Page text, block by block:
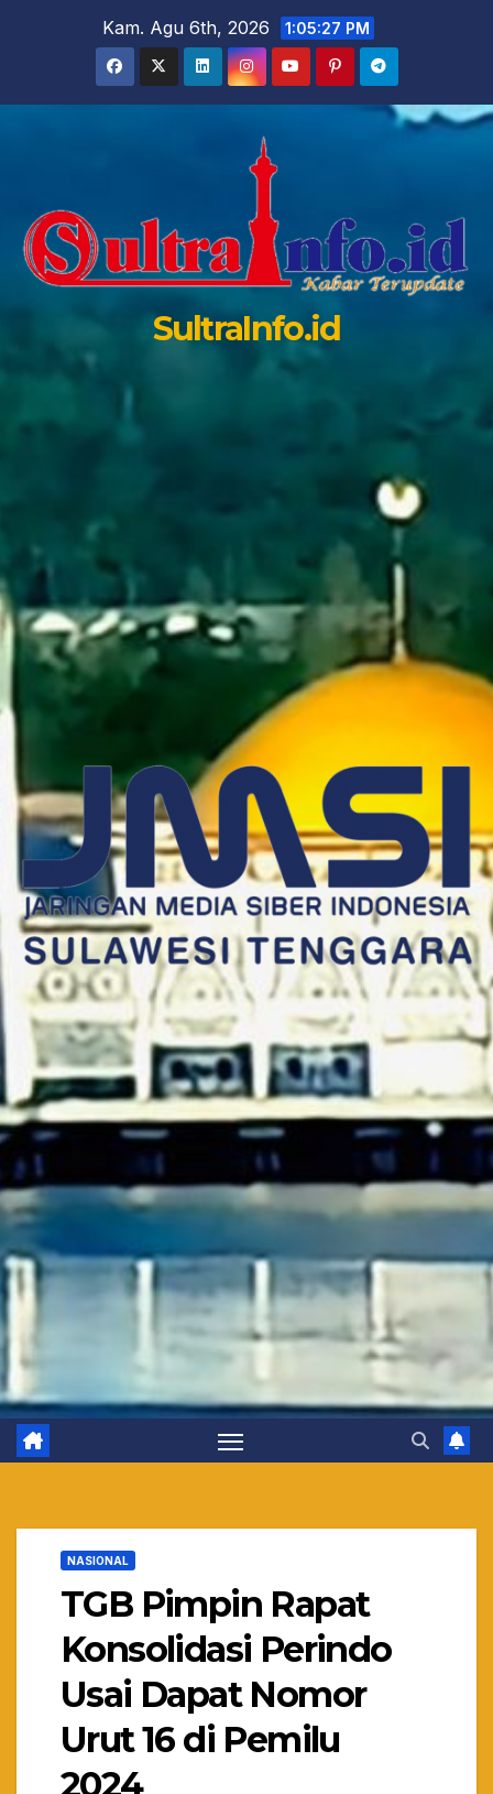
Kam. Agu 6th, 2026 1:05:28 PM
SultraInfo.id
NASIONAL
TGB Pimpin Rapat
Konsolidasi Perindo
Usai Dapat Nomor
Urut 16 di Pemilu
2024